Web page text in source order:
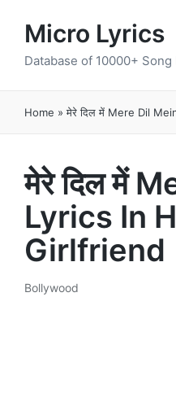
Micro Lyrics
Database of 10000+
Home »मेरे दिल में Mere Dil
मेरे दिल में
Lyrics In
Girlfriend
Posted
Bollywood